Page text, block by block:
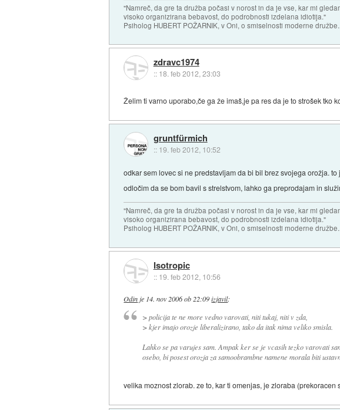
"Namreč, da gre ta družba počasi v norost in da je vse, kar mi
visoko organizirana bebavost, do podrobnosti izdelana idiotija."
Psiholog HUBERT POŽARNIK, v Oni, o smiselnosti moderne
zdravc1974
:: 18. feb 2012, 23:03
Želim ti varno uporabo,če ga že imaš,je pa res da je to strošek tko
gruntfürmich
:: 19. feb 2012, 10:52
odkar sem lovec si ne predstavljam da bi bil brez svojega orožja.
odločim da se bom bavil s strelstvom, lahko ga preprodajam in
"Namreč, da gre ta družba počasi v norost in da je vse, kar mi
visoko organizirana bebavost, do podrobnosti izdelana idiotija."
Psiholog HUBERT POŽARNIK, v Oni, o smiselnosti moderne
Isotropic
:: 19. feb 2012, 10:56
Odinje 14. nov 2006 ob 22:09 izjavil:
> policija te ne more vedno varovati, niti tukaj, niti v zda,
> kjer imajo orozje liberalizirano, tako da itak nima veliko smisla.
Lahko se pa varujes sam. Ampak ker se je vcasih tezko varovati
osebo, bi posest orozja za samoobrambne namene morala biti
velika moznost zlorab. ze to, kar ti omenjas, je zloraba (prekoracen